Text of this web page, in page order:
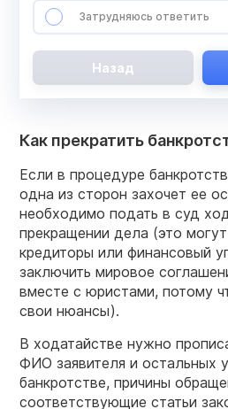
Затрудняюсь ответить
Назад
Как прекратить
Если в процедуре
одна из сторон захочет ее
необходимо подать в суд
прекращении дела (это
кредиторы или финансовый
заключить мировое
вместе с юристами, потому
свои нюансы).
В ходатайстве нужно
ФИО заявителя и остальных
банкротстве, причины
соответствующие статьи